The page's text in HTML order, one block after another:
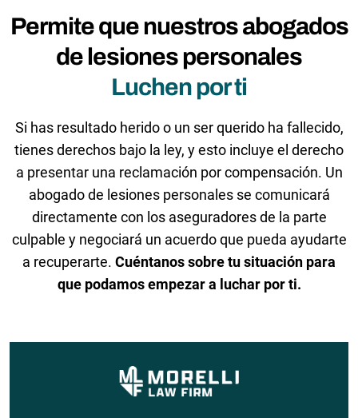
Permite que nuestros abogados
de lesiones personales
Luchen por ti
Si has resultado herido o un ser querido ha fallecido,
tienes derechos bajo la ley, y esto incluye el derecho
a presentar una reclamación por compensación. Un
abogado de lesiones personales se comunicará
directamente con los aseguradores de la parte
culpable y negociará un acuerdo que pueda ayudarte
a recuperarte. Cuéntanos sobre tu situación para
que podamos empezar a luchar por ti.